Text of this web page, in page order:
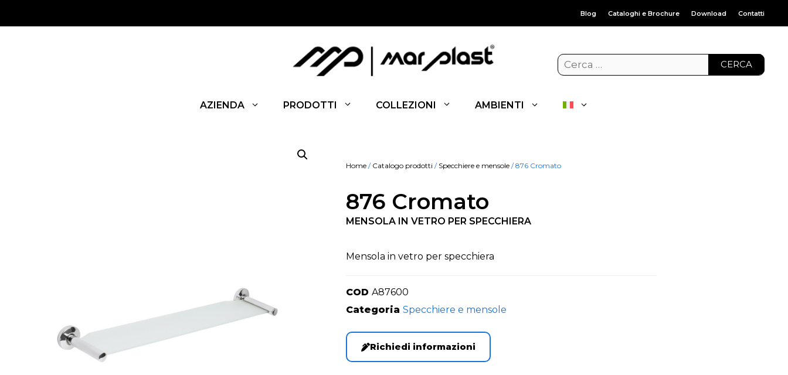
Blog Cataloghi e Brochure Download Contatti
CERCA
AZIENDA PRODOTTI COLLEZIONI AMBIENTI
Home / Catalogo prodotti / Specchiere e mensole / 876 Cromato
876 Cromato
MENSOLA IN VETRO PER SPECCHIERA
Mensola in vetro per specchiera
COD A87600
Categoria Specchiere e mensole
Richiedi informazioni